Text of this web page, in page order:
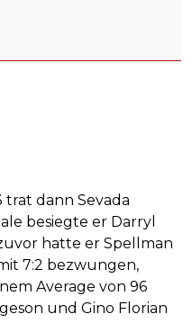
trat dann Sevada
besiegte er Darryl
hatte er Spellman
7:2 bezwungen,
Average von 96
und Gino Florian